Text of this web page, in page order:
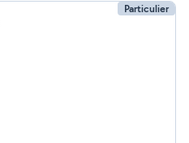
Particulier